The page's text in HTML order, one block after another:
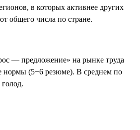
в которых активнее других
общего числа по стране.
— предложение» на рынке труда
нормы (5−6 резюме). В среднем по